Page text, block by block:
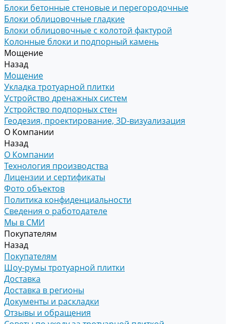
Блоки бетонные стеновые и перегородочные
Блоки облицовочные гладкие
Блоки облицовочные с колотой фактурой
Колонные блоки и подпорный камень
Мощение
Назад
Мощение
Укладка тротуарной плитки
Устройство дренажных систем
Устройство подпорных стен
Геодезия, проектирование, 3D-визуализация
О Компании
Назад
О Компании
Технология производства
Лицензии и сертификаты
Фото объектов
Политика конфиденциальности
Сведения о работодателе
Мы в СМИ
Покупателям
Назад
Покупателям
Шоу-румы тротуарной плитки
Доставка
Доставка в регионы
Документы и раскладки
Отзывы и обращения